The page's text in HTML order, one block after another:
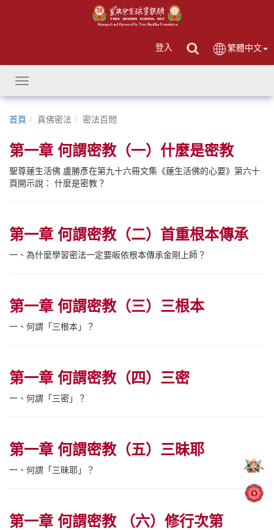
登入 繁體中文
Toggle
navigation
首頁 真佛密法 密法百問
第一章 何謂密教（一）什麼是密教
聖尊蓮生活佛 盧勝彥在第九十六冊文集《蓮生活佛的心要》第六十
頁開示說： 什麼是密教？
第一章 何謂密教（二）首重根本傳承
一、為什麼學習密法一定要皈依根本傳承金剛上師？
第一章 何謂密教（三）三根本
一、何謂「三根本」？
第一章 何謂密教（四）三密
一、何謂「三密」？
第一章 何謂密教（五）三昧耶
一、何謂「三昧耶」？
第一章 何謂密教 （六）修行次第